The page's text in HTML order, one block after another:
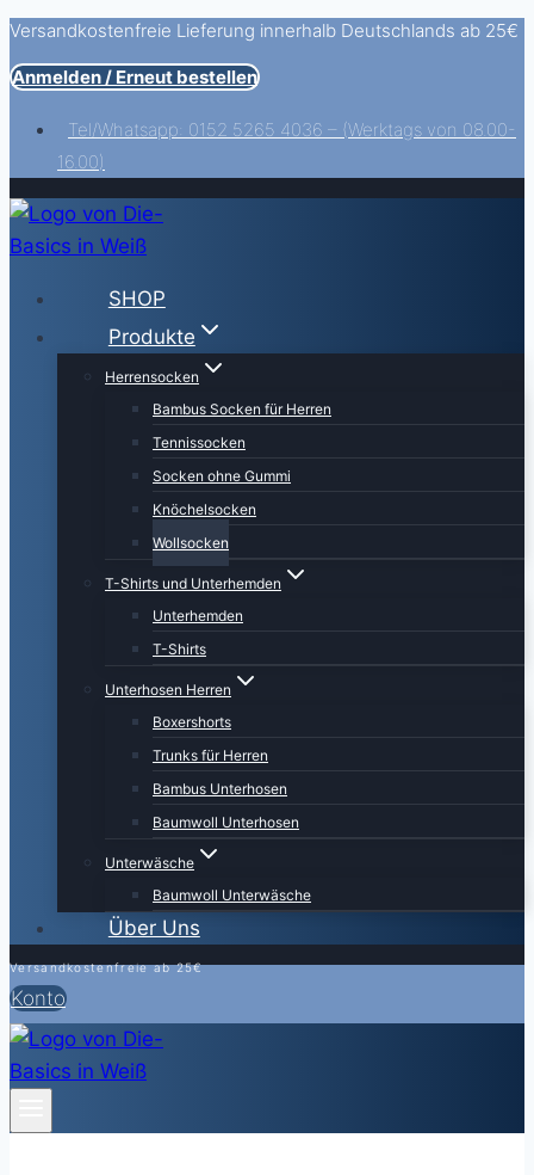
Zum
Inhalt
springen
Versandkostenfreie Lieferung innerhalb Deutschlands ab 25€
Anmelden / Erneut bestellen
Tel/Whatsapp: 0152 5265 4036 – (Werktags von 08.00-
16.00)
SHOP
Produkte
Herrensocken
Bambus Socken für Herren
Tennissocken
Socken ohne Gummi
Knöchelsocken
Wollsocken
T-Shirts und Unterhemden
Unterhemden
T-Shirts
Unterhosen Herren
Boxershorts
Trunks für Herren
Bambus Unterhosen
Baumwoll Unterhosen
Unterwäsche
Baumwoll Unterwäsche
Über Uns
Versandkostenfreie ab 25€
Konto